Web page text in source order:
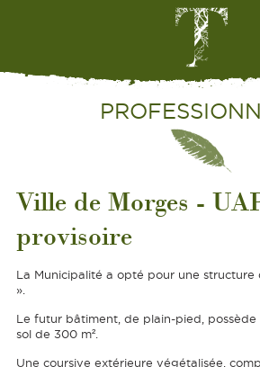
Ville de Morges -
provisoire
La Municipalité a opté pour une
».
Le futur bâtiment, de plain-pied, possède
sol de 300 m².
Une coursive extérieure végétalisée,